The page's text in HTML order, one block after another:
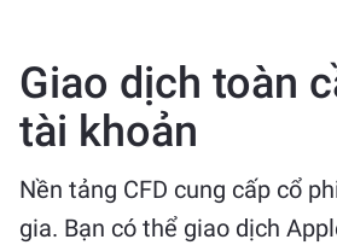
Giao dịch toàn
tài khoản
Nền tảng CFD cung cấp cổ
gia. Bạn có thể giao dịch